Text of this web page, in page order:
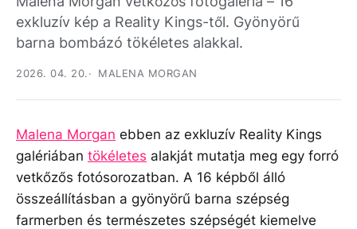
exkluzív kép a Reality Kings-től. Gyönyörű
barna bombázó tökéletes alakkal.
2026. 04. 20. MALENA MORGAN
Malena Morgan ebben az exkluzív Reality Kings
galériában tökéletes alakját mutatja meg egy forró
vetkőzős fotósorozatban. A 16 képből álló
összeállításban a gyönyörű barna szépség
farmerben és természetes szépségét kiemelve